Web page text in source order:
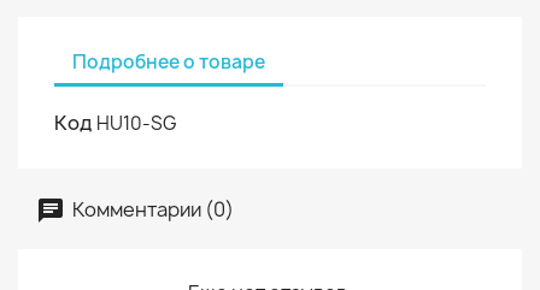
Подробнее о товаре
Код HU10-SG
Комментарии (0)